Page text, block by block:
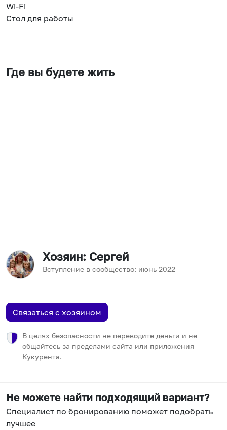
Wi-Fi
Стол для работы
Где вы будете жить
Хозяин: Сергей
Вступление в сообщество: июнь 2022
Связаться с хозяином
В целях безопасности не переводите деньги и не
общайтесь за пределами сайта или приложения
Кукурента.
Не можете найти подходящий вариант?
Специалист по бронированию поможет подобрать
лучшее